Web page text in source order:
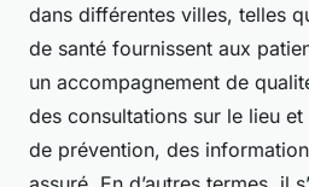
dans différentes villes, telles
de santé fournissent aux
un accompagnement de
des consultations sur le lieu
de prévention, des